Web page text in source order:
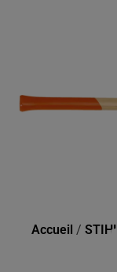
Accueil / STIHL